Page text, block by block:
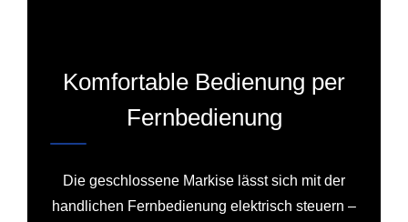
Komfortable Bedienung per
Fernbedienung
Die geschlossene Markise lässt sich mit der
handlichen Fernbedienung elektrisch steuern –